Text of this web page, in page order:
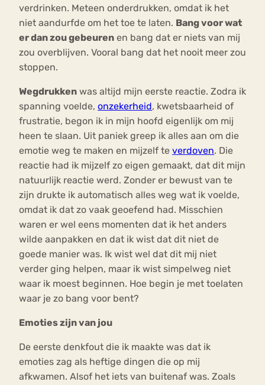
verdrinken. Meteen onderdrukken, omdat ik het
niet aandurfde om het toe te laten. Bang voor wat
er dan zou gebeuren en bang dat er niets van mij
zou overblijven. Vooral bang dat het nooit meer zou
stoppen.
Wegdrukken was altijd mijn eerste reactie. Zodra ik
spanning voelde, onzekerheid, kwetsbaarheid of
frustratie, begon ik in mijn hoofd eigenlijk om mij
heen te slaan. Uit paniek greep ik alles aan om die
emotie weg te maken en mijzelf te verdoven. Die
reactie had ik mijzelf zo eigen gemaakt, dat dit mijn
natuurlijk reactie werd. Zonder er bewust van te
zijn drukte ik automatisch alles weg wat ik voelde,
omdat ik dat zo vaak geoefend had. Misschien
waren er wel eens momenten dat ik het anders
wilde aanpakken en dat ik wist dat dit niet de
goede manier was. Ik wist wel dat dit mij niet
verder ging helpen, maar ik wist simpelweg niet
waar ik moest beginnen. Hoe begin je met toelaten
waar je zo bang voor bent?
Emoties zijn van jou
De eerste denkfout die ik maakte was dat ik
emoties zag als heftige dingen die op mij
afkwamen. Alsof het iets van buitenaf was. Zoals